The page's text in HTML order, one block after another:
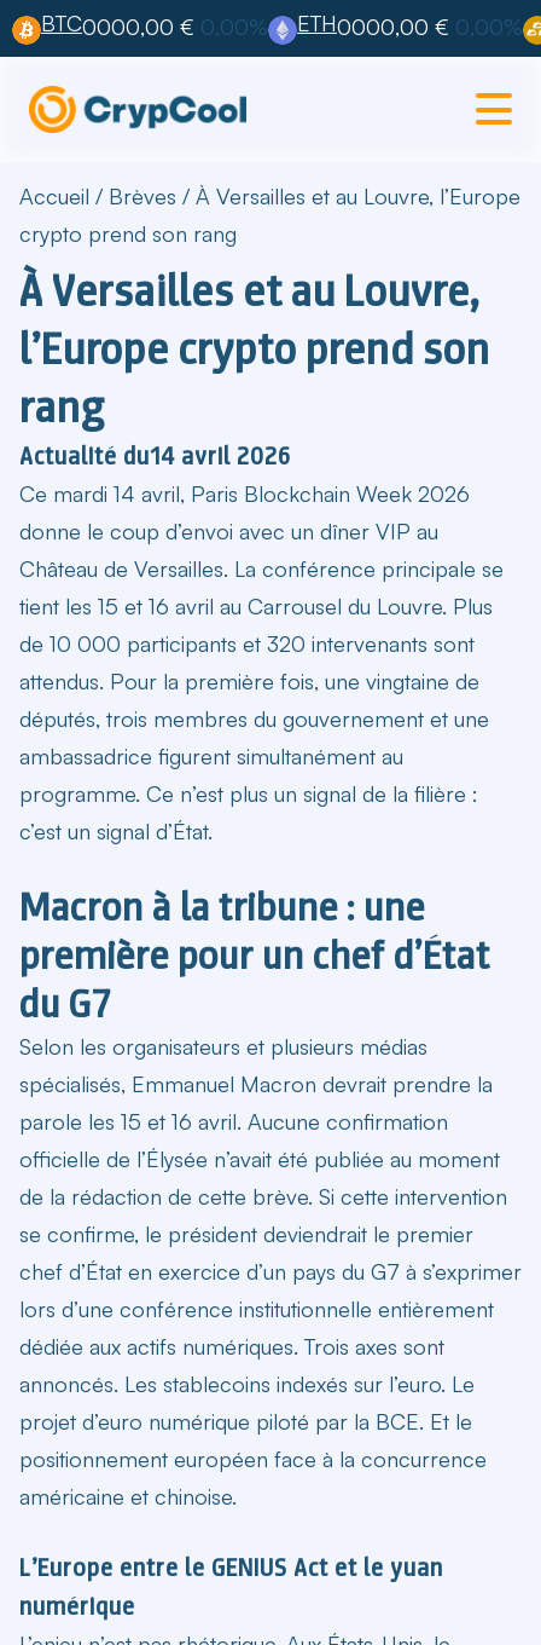
BTC0000,00 € 0,00% ETH0000,00 € 0,00%
Accueil / Brèves / À Versailles et au Louvre, l’Europe
crypto prend son rang
À Versailles et au Louvre,
l’Europe crypto prend son
rang
Actualité du14 avril 2026
Ce mardi 14 avril, Paris Blockchain Week 2026
donne le coup d’envoi avec un dîner VIP au
Château de Versailles. La conférence principale se
tient les 15 et 16 avril au Carrousel du Louvre. Plus
de 10 000 participants et 320 intervenants sont
attendus. Pour la première fois, une vingtaine de
députés, trois membres du gouvernement et une
ambassadrice figurent simultanément au
programme. Ce n’est plus un signal de la filière :
c’est un signal d’État.
Macron à la tribune : une
première pour un chef d’État
du G7
Selon les organisateurs et plusieurs médias
spécialisés, Emmanuel Macron devrait prendre la
parole les 15 et 16 avril. Aucune confirmation
officielle de l’Élysée n’avait été publiée au moment
de la rédaction de cette brève. Si cette intervention
se confirme, le président deviendrait le premier
chef d’État en exercice d’un pays du G7 à s’exprimer
lors d’une conférence institutionnelle entièrement
dédiée aux actifs numériques. Trois axes sont
annoncés. Les stablecoins indexés sur l’euro. Le
projet d’euro numérique piloté par la BCE. Et le
positionnement européen face à la concurrence
américaine et chinoise.
L’Europe entre le GENIUS Act et le yuan
numérique